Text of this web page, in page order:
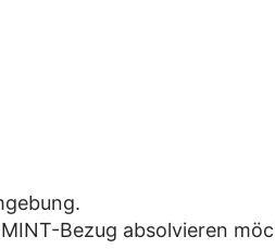
Bezug absolvieren